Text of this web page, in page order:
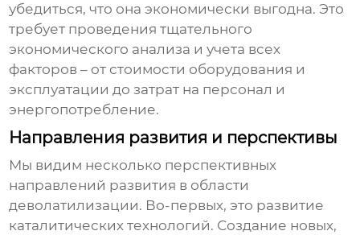
убедиться, что она экономически выгодна. Это
требует проведения тщательного
экономического анализа и учета всех
факторов – от стоимости оборудования и
эксплуатации до затрат на персонал и
энергопотребление.
Направления развития и перспективы
Мы видим несколько перспективных
направлений развития в области
деволатилизации. Во-первых, это развитие
каталитических технологий. Создание новых,